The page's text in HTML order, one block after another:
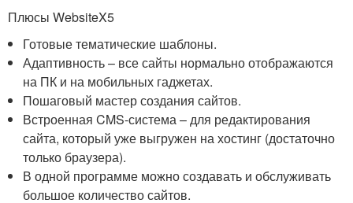
Плюсы WebsiteX5
Готовые тематические шаблоны.
Адаптивность – все сайты нормально отображаются
на ПК и на мобильных гаджетах.
Пошаговый мастер создания сайтов.
Встроенная CMS-система – для редактирования
сайта, который уже выгружен на хостинг (достаточно
только браузера).
В одной программе можно создавать и обслуживать
большое количество сайтов.